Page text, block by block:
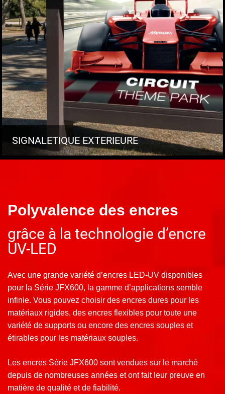
SIGNALETIQUE EXTERIEURE
Polyvalence des encres
grâce à la technologie d’encre
UV-LED
Avec une grande variété d’encres LED-UV disponibles
pour la Série JFX600, la gamme d’applications semble
infinie. Vous pouvez choisir des encres dures pour les
matériaux rigides, des encres flexibles pour toute une
variété de supports ou encore des encres souples et
étirables pour les matériaux souples.
Les encres Série JFX600 sont vendues sur le marché
depuis de nombreuses années et ont fait leur preuve en
matière de qualité et de fiabilité.